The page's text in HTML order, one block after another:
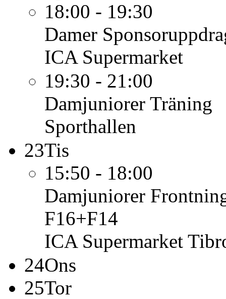
18:00 - 19:30
Damer
ICA Supermarket
19:30 - 21:00
Damjuniorer Träning
Sporthallen
23Tis
15:50 - 18:00
Damjuniorer
F16+F14
ICA Supermarket
24Ons
25Tor